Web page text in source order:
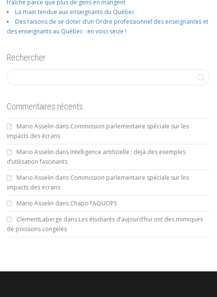
fraîche parce que plus de gens en mangent
La main tendue aux enseignants du Québec
Des raisons de se doter d’un Ordre professionnel des enseignantes et
des enseignants au Québec : en voici seize !
Rechercher
Commentaires récents
Mario Asselin dans Commission parlementaire spéciale sur les
impacts des écrans
Mario Asselin dans Intelligence artificielle : déjà des exemples
d’utilisation fascinants
Mario Asselin dans Commission parlementaire spéciale sur les
impacts des écrans
Mario Asselin dans Chapo l’AQUOPS
ClementLaberge dans Les étudiants d’aujourd’hui ont des mimiques
de poissons congelés